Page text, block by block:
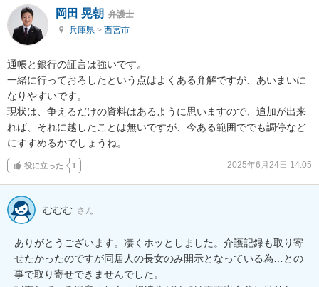
岡田 晃朝 弁護士
兵庫県 > 西宮市
通帳と銀行の証言は強いです。
一緒に行っておろしたという点はよくある弁解ですが、あいまいに
なりやすいです。
現状は、争えるだけの資料はあるように思いますので、追加が出来
れば、それに越したことは無いですが、今ある範囲ででも調停など
にすすめるかでしょうね。
役に立った 1 2025年6月24日 14:05
むむむ さん
ありがとうございます。凄くホッとしました。介護記録も取り寄
せたかったのですが同居人の長女のみ開示となっている為…との
事で取り寄せできませんでした。